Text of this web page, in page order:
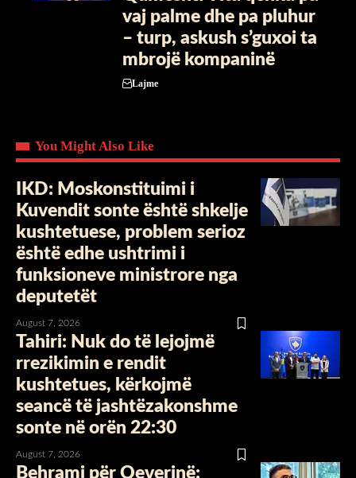
vaj palme dhe pa pluhur
– turp, askush s’guxoi ta
mbrojë kompaninë
Lajme
You Might Also Like
IKD: Moskonstituimi i
Kuvendit sonte është shkelje
kushtetuese, problem serioz
është edhe ushtrimi i
funksioneve ministrore nga
deputetët
August 7, 2026
Tahiri: Nuk do të lejojmë
rrezikimin e rendit
kushtetues, kërkojmë
seancë të jashtëzakonshme
sonte në orën 22:30
August 7, 2026
Behrami për Qeverinë: